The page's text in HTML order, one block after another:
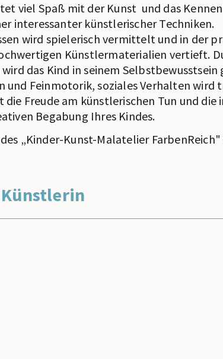
viel Spaß mit der Kunst und das
interessanter künstlerischer Techniken.
wird spielerisch vermittelt und in der
Künstlermaterialien vertieft.
das Kind in seinem
und Feinmotorik, soziales Verhalten wird
Freude am künstlerischen Tun und die
Begabung Ihres Kindes.
„Kinder-Kunst-Malatelier